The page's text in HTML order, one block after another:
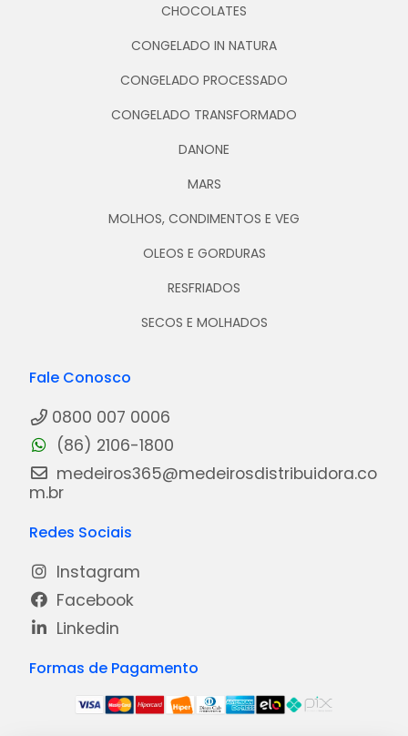
CHOCOLATES
CONGELADO IN NATURA
CONGELADO PROCESSADO
CONGELADO TRANSFORMADO
DANONE
MARS
MOLHOS, CONDIMENTOS E VEG
OLEOS E GORDURAS
RESFRIADOS
SECOS E MOLHADOS
Fale Conosco
0800 007 0006
(86) 2106-1800
medeiros365@medeirosdistribuidora.co
m.br
Redes Sociais
Instagram
Facebook
Linkedin
Formas de Pagamento